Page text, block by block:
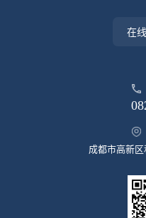
在
成都市高新